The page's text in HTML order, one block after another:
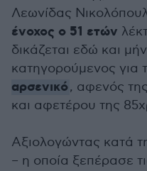
Λεωνίδας
ένοχος ο 51 ετών
δικάζεται εδώ και
κατηγορούμενος για
αρσενικό, αφενός
και αφετέρου της
Αξιολογώντας κατά
– η οποία ξεπέρασε